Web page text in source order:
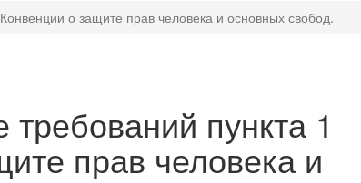
о защите прав человека и основных свобод.
пункта 1
прав человека и